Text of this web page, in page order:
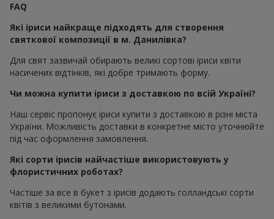
FAQ
Які іриси найкраще підходять для створення
святкової композиції в м. Данилівка?
Для свят зазвичай обирають великі сортові іриси квіти
насичених відтінків, які добре тримають форму.
Чи можна купити іриси з доставкою по всій Україні?
Наш сервіс пропонує іриси купити з доставкою в різні міста
України. Можливість доставки в конкретне місто уточнюйте
під час оформлення замовлення.
Які сорти ірисів найчастіше використовують у
флористичних роботах?
Частіше за все в букет з ірисів додають голландські сорти
квітів з великими бутонами.